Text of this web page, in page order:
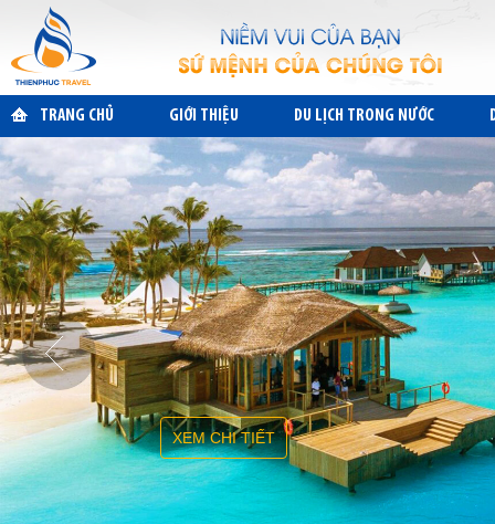
TRANG CHỦ GIỚI THIỆU DU LỊCH TRONG NƯỚC
XEM CHI TIẾT